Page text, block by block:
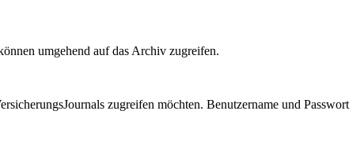
umgehend auf das Archiv zugreifen.
zugreifen möchten. Benutzername und Passwort